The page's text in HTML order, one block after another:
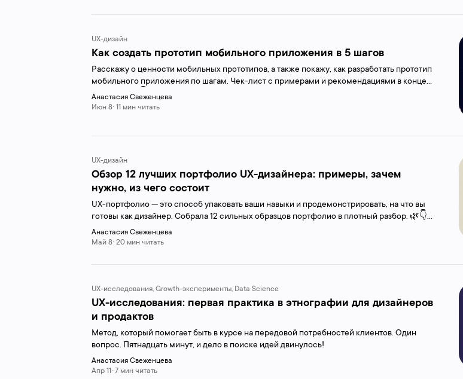
UX-дизайн
Как создать прототип мобильного приложения в 5 шагов
Расскажу о ценности мобильных прототипов, а также покажу, как разработать прототип
мобильного приложения по шагам. Чек-лист с примерами и рекомендациями в конце
статьи. 👩‍💻👇
Анастасия Свеженцева
Июн 8· 11 мин читать
UX-дизайн
Обзор 12 лучших портфолио UX-дизайнера: примеры, зачем
нужно, из чего состоит
UX-портфолио — это способ упаковать ваши навыки и продемонстрировать, на что вы
готовы как дизайнер. Собрала 12 сильных образцов портфолио в плотный разбор. 🌿👇
За основу материала взята и расширена статья “9 Of The Best UX Design Portfolio...
Анастасия Свеженцева
Май 8· 20 мин читать
UX-исследования, Growth-эксперименты, Data Science
UX-исследования: первая практика в этнографии для дизайнеров
и продактов
Метод, который помогает быть в курсе на передовой потребностей клиентов. Один
вопрос. Пятнадцать минут, и дело в поиске идей двинулось!
Анастасия Свеженцева
Апр 11· 7 мин читать